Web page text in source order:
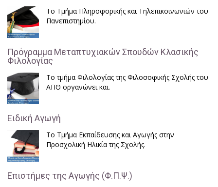
Το Τμήμα Πληροφορικής και Τηλεπικοινωνιών του
Πανεπιστημίου.
Πρόγραμμα Μεταπτυχιακών Σπουδών Κλασικής
Φιλολογίας
Το τμήμα Φιλολογίας της Φιλοσοφικής Σχολής του
ΑΠΘ οργανώνει και.
Ειδική Αγωγή
Το Τμήμα Εκπαίδευσης και Αγωγής στην
Προσχολική Ηλικία της Σχολής.
Επιστήμες της Αγωγής (Φ.Π.Ψ.)